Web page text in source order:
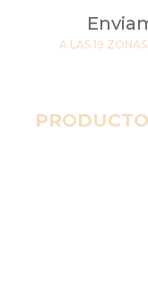
A LAS 19